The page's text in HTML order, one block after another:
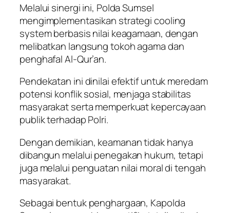
Melalui sinergi ini, Polda Sumsel
mengimplementasikan strategi cooling
system berbasis nilai keagamaan, dengan
melibatkan langsung tokoh agama dan
penghafal Al-Qur’an.
Pendekatan ini dinilai efektif untuk meredam
potensi konflik sosial, menjaga stabilitas
masyarakat serta memperkuat kepercayaan
publik terhadap Polri.
Dengan demikian, keamanan tidak hanya
dibangun melalui penegakan hukum, tetapi
juga melalui penguatan nilai moral di tengah
masyarakat.
Sebagai bentuk penghargaan, Kapolda